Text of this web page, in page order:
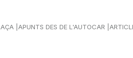
APUNTS DES DE L'AUTOCAR